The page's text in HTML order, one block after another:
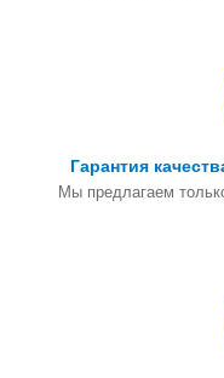
Гарантия
Мы предлагаем